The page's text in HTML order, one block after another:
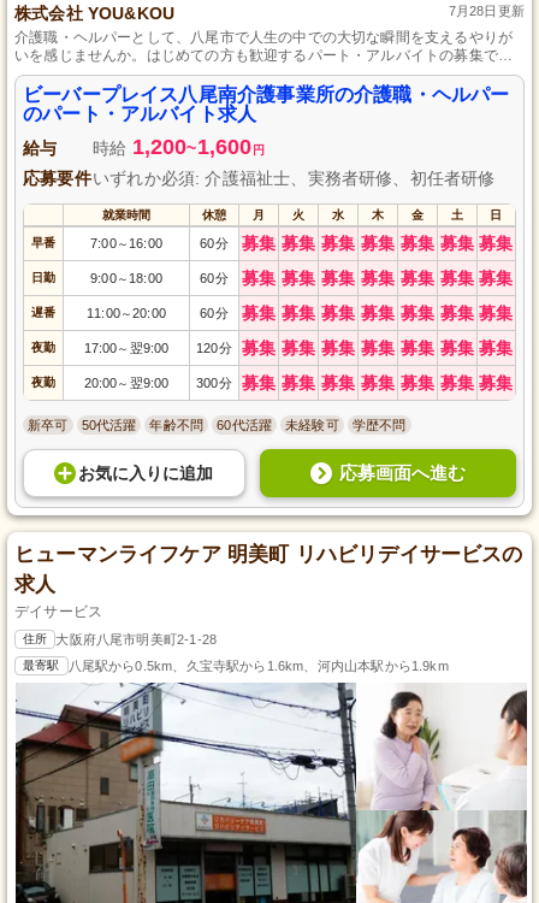
株式会社 YOU&KOU 7月28日更新
介護職・ヘルパーとして、八尾市で人生の中での大切な瞬間を支えるやりが
いを感じませんか。はじめての方も歓迎するパート・アルバイトの募集で
す。土日祝日がお休みで、勤務時間は相談に応じます。時間外勤務がほぼな
いため、プライベートも大切にできます。マイカー通勤が可能で、無料駐車
場も完備しています。日常生活をサポートすることで、利用者さまの自立を
促し、喜びを分かち合える仲間として一緒に働きましょう。
ビーバープレイス八尾南介護事業所の介護職・ヘルパー
のパート・アルバイト求人
給与 時給 1,200~1,600 円
応募要件いずれか必須: 介護福祉士、実務者研修、初任者研修
就業時間 休憩 月 火 水 木 金 土 日
早番 7:00～ 16:00 60分 募集 募集 募集 募集 募集 募集 募集
日勤 9:00～ 18:00 60分 募集 募集 募集 募集 募集 募集 募集
遅番 11:00～20:00 60分 募集 募集 募集 募集 募集 募集 募集
夜勤 17:00～ 翌9:00 120分 募集 募集 募集 募集 募集 募集 募集
夜勤 20:00～ 翌9:00 300分 募集 募集 募集 募集 募集 募集 募集
新卒可 50代活躍 年齢不問 60代活躍 未経験可 学歴不問
お気に入り に追加 応募画面へ進む
ヒューマンライフケア 明美町 リハビリデイサービスの
求人
デイサービス
住所 大阪府八尾市明美町2-1-28
最寄駅 八尾駅から0.5km、久宝寺駅から1.6km、河内山本駅から1.9km